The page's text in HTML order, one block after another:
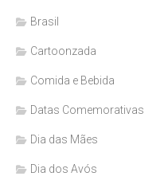
Brasil
Cartoonzada
Comida e Bebida
Datas Comemorativas
Dia das Mães
Dia dos Avós